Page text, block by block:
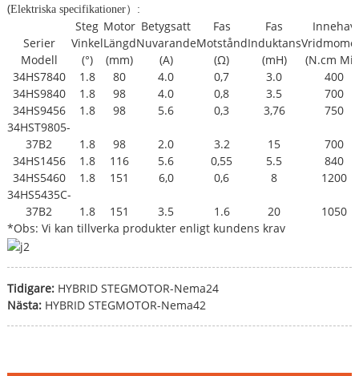
(Elektriska specifikationer） :
Serier
Modell
Steg
Vinkel
(°)
Motor
Längd
(mm)
Betygsatt
Nuvarande
(A)
Fas
Motstånd
(Ω)
Fas
Induktans
(mH)
Innehav
(N.cm
34HS7840
1.8 80 4.0 0,7 3.0
400
34HS9840
1.8 98 4.0 0,8 3.5
700
34HS9456
1.8 98 5.6 0,3 3,76
750
34HST9805-
37B2
1.8 98 2.0 3.2 15
700
34HS1456
1.8 116 5.6 0,55 5.5
840
34HS5460
1.8 151 6,0 0,6 8
1200
34HS5435C-
37B2
1.8 151 3.5 1.6 20
1050
*Obs: Vi kan tillverka produkter enligt kundens krav
Tidigare: HYBRID STEGMOTOR-Nema24
Nästa: HYBRID STEGMOTOR-Nema42